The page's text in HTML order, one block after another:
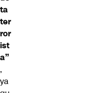
ta
ter
ror
ist
a”
,
ya